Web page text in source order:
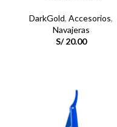
DarkGold, Accesorios,
Navajeras
S/20.00